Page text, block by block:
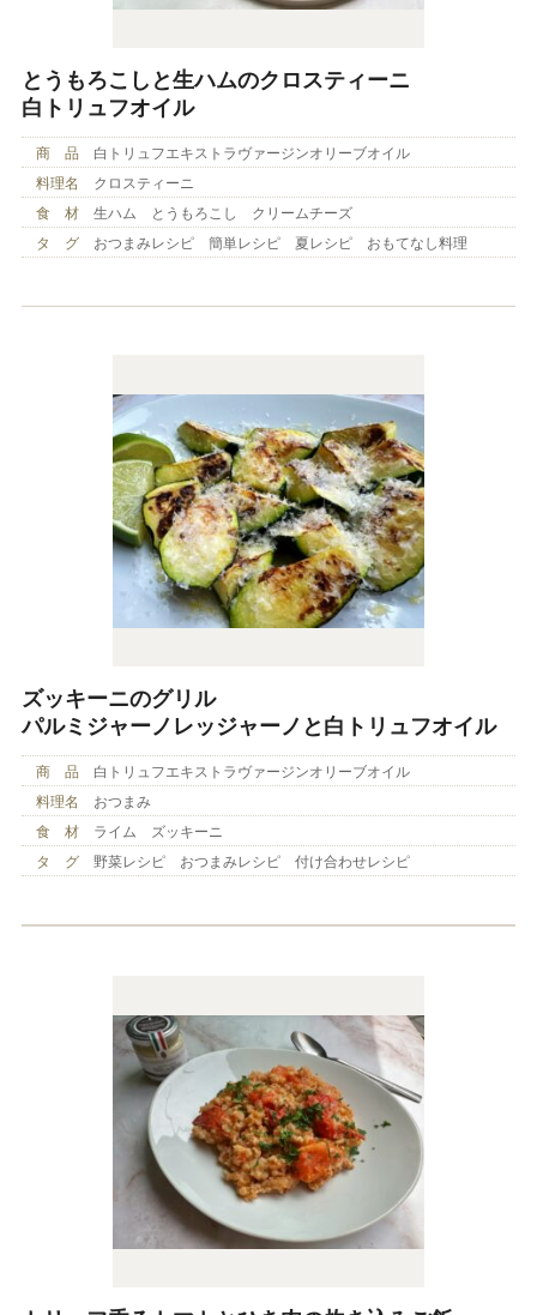
とうもろこしと生ハムのクロスティーニ
白トリュフオイル
商 品
白トリュフエキストラヴァージンオリーブオイル
料理名
クロスティーニ
食 材
生ハム とうもろこし クリームチーズ
タ グ
おつまみレシピ 簡単レシピ 夏レシピ おもてなし料理
ズッキーニのグリル
パルミジャーノレッジャーノと白トリュフオイル
商 品
白トリュフエキストラヴァージンオリーブオイル
料理名
おつまみ
食 材
ライム ズッキーニ
タ グ
野菜レシピ おつまみレシピ 付け合わせレシピ